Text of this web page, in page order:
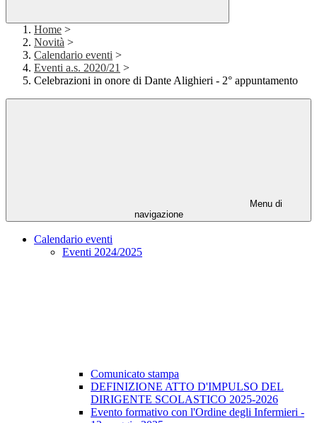
Home >
Novità >
Calendario eventi >
Eventi a.s. 2020/21 >
Celebrazioni in onore di Dante Alighieri - 2° appuntamento
Menu di
navigazione
Calendario eventi
Eventi 2024/2025
Comunicato stampa
DEFINIZIONE ATTO D'IMPULSO DEL
DIRIGENTE SCOLASTICO 2025-2026
Evento formativo con l'Ordine degli Infermieri -